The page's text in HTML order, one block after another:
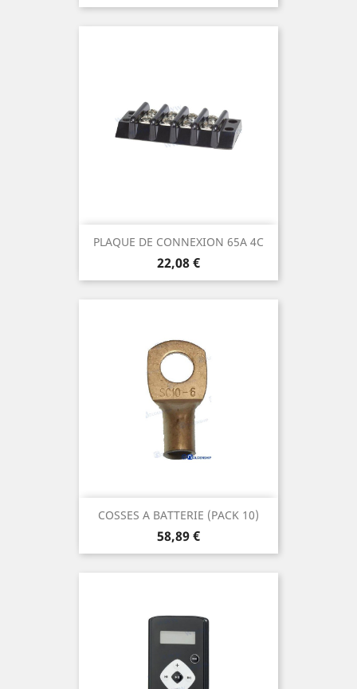
PLAQUE DE CONNEXION 65A 4C
Prix
22,08 €
COSSES A BATTERIE (PACK 10)
Prix
58,89 €